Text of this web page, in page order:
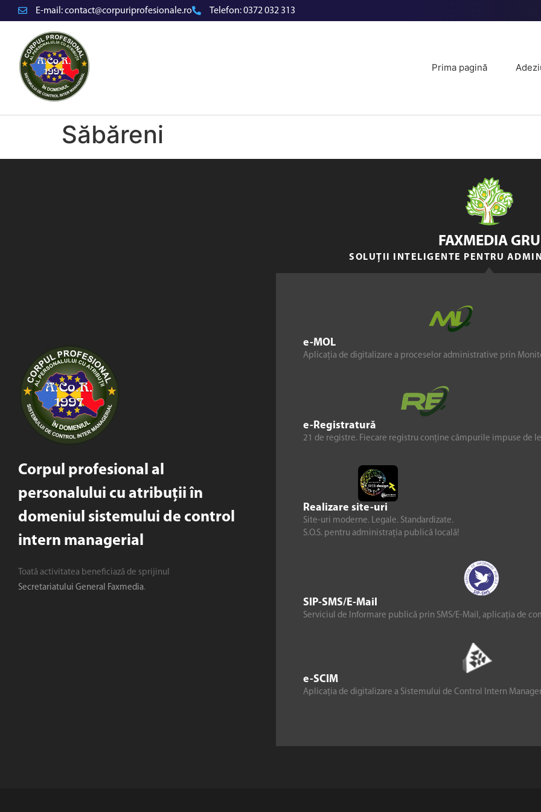
E-mail:contact@corpuriprofesionale.ro Telefon:0372 032 313
Prima pagină
Săbăreni
Corpul profesional al
personalului cu atribuții în
domeniul sistemului de control
intern managerial
Toată activitatea beneficiază de sprijinul
Secretariatului General Faxmedia.
e-MOL
Aplicația de digitalizare a proceselor administrative prin
e-Registratură
21 de registre. Fiecare registru conține câmpurile impuse de
Realizare site-uri
Site-uri moderne. Legale. Standardizate.
S.O.S. pentru administrația publică locală!
SIP-SMS/E-Mail
Serviciul de Informare publică prin SMS/E-Mail, aplicația de
e-SCIM
Aplicația de digitalizare a Sistemului de Control Intern
FAXMEDIA
SOLUȚII INTELIGENTE PENTRU